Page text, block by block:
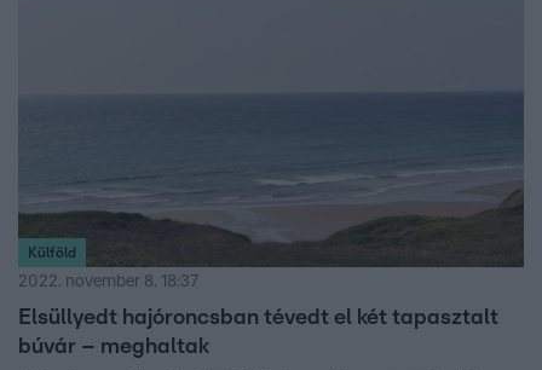
Külföld
2022. november 8. 18:37
Elsüllyedt hajóroncsban tévedt el két tapasztalt
búvár – meghaltak